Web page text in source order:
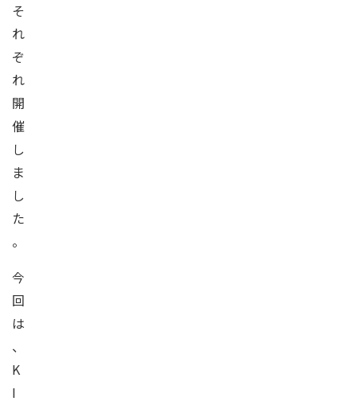
そ
れ
ぞ
れ
開
催
し
ま
し
た
。
今
回
は
、
K
I